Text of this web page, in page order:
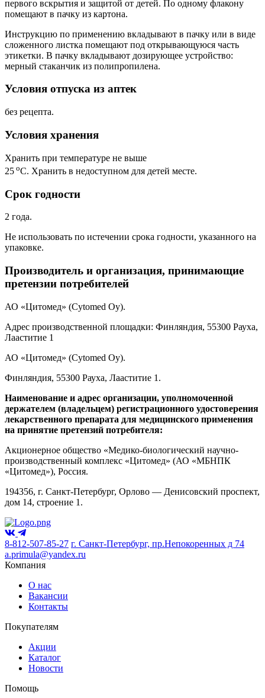
первого вскрытия и защитой от детей. По одному флакону
помещают в пачку из картона.
Инструкцию по применению вкладывают в пачку или в виде
сложенного листка помещают под открывающуюся часть
этикетки. В пачку вкладывают дозирующее устройство:
мерный стаканчик из полипропилена.
Условия отпуска из аптек
без рецепта.
Условия хранения
Хранить при температуре не выше
25 оС. Хранить в недоступном для детей месте.
Срок годности
2 года.
Не использовать по истечении срока годности, указанного на
упаковке.
Производитель и организация, принимающие
претензии потребителей
АО «Цитомед» (Сytomed Oy).
Адрес производственной площадки: Финляндия, 55300 Рауха,
Лааститие 1
АО «Цитомед» (Cytomed Oy).
Финляндия, 55300 Рауха, Лааститие 1.
Наименование и адрес организации, уполномоченной
держателем (владельцем) регистрационного удостоверения
лекарственного препарата для медицинского применения
на принятие претензий потребителя:
Акционерное общество «Медико-биологический научно-
производственный комплекс «Цитомед» (АО «МБНПК
«Цитомед»), Россия.
194356, г. Санкт-Петербург, Орлово — Денисовский проспект,
дом 14, строение 1.
8-812-507-85-27 г. Санкт-Петербург, пр.Непокоренных д 74
a.primula@yandex.ru
Компания
О нас
Вакансии
Контакты
Покупателям
Акции
Каталог
Новости
Помощь